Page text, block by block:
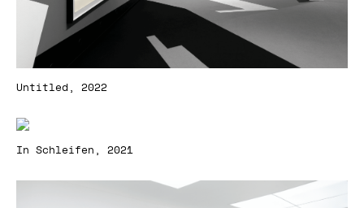
Untitled, 2022
In Schleifen, 2021